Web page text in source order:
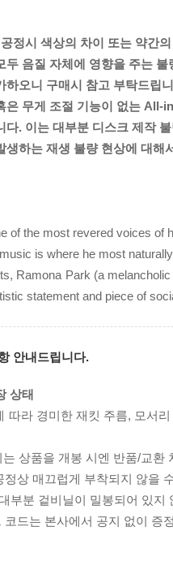
정시 색상의 차이 또는 약간
두 음질 자체에 영향을 주는 불
하오니 구매시 참고 부탁드립
무게 조절 기능이 없는 All-
다. 이는 대부분 디스크 제작
생하는 재생 불량 현상에 대
of the most revered voices of
is where he most
Ramona Park (a
statement and piece of
안내드립니다.
상태
따라 경미한 재킷 주름, 모서
상품을 개봉 시엔 반품/교환
정상 매끄럽게 부착되지 않을
부분 겉비닐이 밀봉되어 있지
코드는 본사에서 공지 없이 증